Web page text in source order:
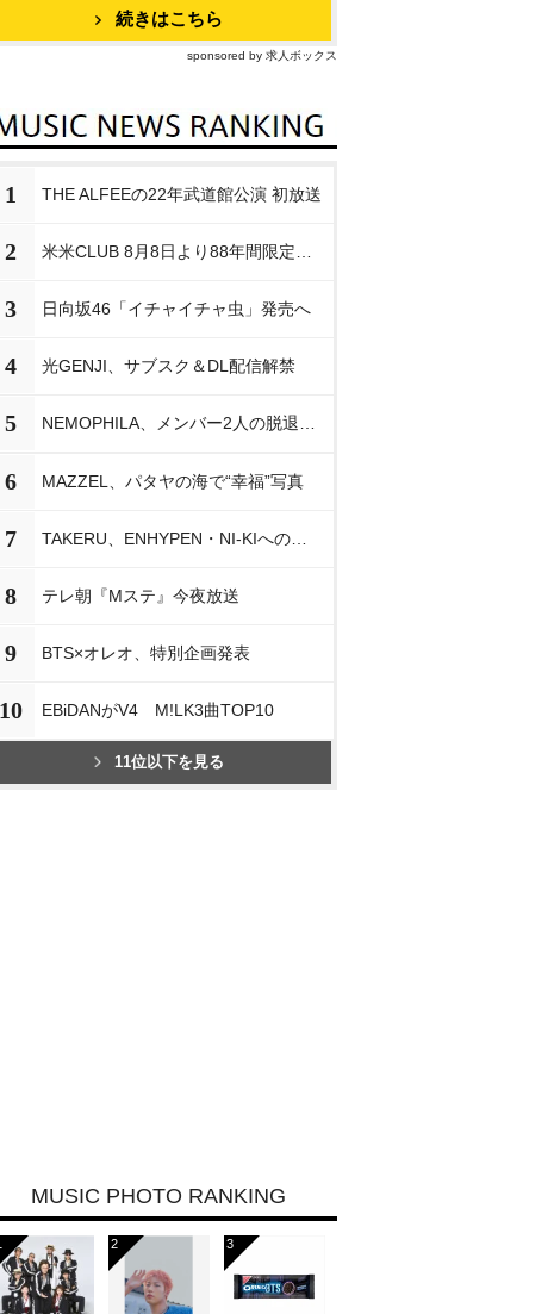
続きはこちら
sponsored by 求人ボックス
1 THE ALFEEの22年武道館公演 初放送
2
3 日向坂46「イチャイチャ虫」発売へ
4 光GENJI、サブスク＆DL配信解禁
5
6 MAZZEL、パタヤの海で“幸福”写真
7
8 テレ朝『Mステ』今夜放送
9 BTS×オレオ、特別企画発表
10 EBiDANがV4 M!LK3曲TOP10
11位以下を見る
MUSIC PHOTO RANKING